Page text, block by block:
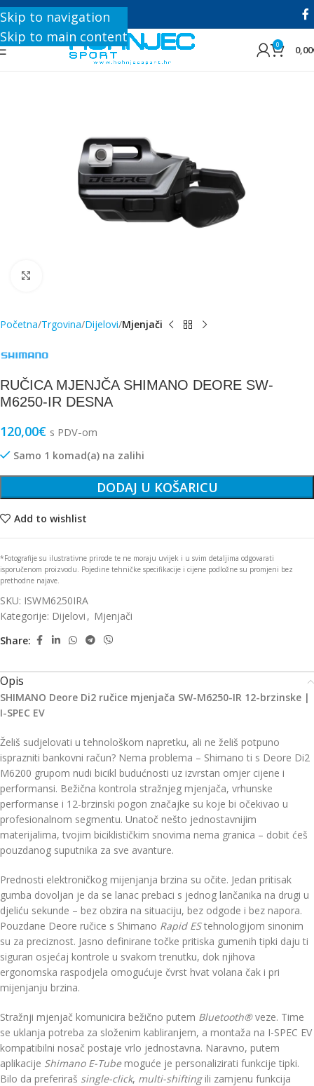
Skip to navigation
Skip to main content
+385 1 8896 200
0 0,00
Početna Trgovina Dijelovi Mjenjači
RUČICA MJENJČA SHIMANO DEORE SW-
M6250-IR DESNA
120,00€ s PDV-om
Samo 1 komad(a) na zalihi
DODAJ U KOŠARICU
Add to wishlist
*Fotografije su ilustrativne prirode te ne moraju uvijek i u svim detaljima odgovarati
isporučenom proizvodu. Pojedine tehničke specifikacije i cijene podložne su promjeni bez
prethodne najave.
SKU: ISWM6250IRA
Kategorije: Dijelovi , Mjenjači
Share:
Opis
SHIMANO Deore Di2 ručice mjenjača SW-M6250-IR 12-brzinske |
I-SPEC EV
Želiš sudjelovati u tehnološkom napretku, ali ne želiš potpuno
isprazniti bankovni račun? Nema problema – Shimano ti s Deore Di2
M6200 grupom nudi bicikl budućnosti uz izvrstan omjer cijene i
performansi. Bežična kontrola stražnjeg mjenjača, vrhunske
performanse i 12-brzinski pogon značajke su koje bi očekivao u
profesionalnom segmentu. Unatoč nešto jednostavnijim
materijalima, tvojim biciklističkim snovima nema granica – dobit ćeš
pouzdanog suputnika za sve avanture.
Prednosti elektroničkog mijenjanja brzina su očite. Jedan pritisak
gumba dovoljan je da se lanac prebaci s jednog lančanika na drugi u
djeliću sekunde – bez obzira na situaciju, bez odgode i bez napora.
Pouzdane Deore ručice s Shimano Rapid EStehnologijom sinonim
su za preciznost. Jasno definirane točke pritiska gumenih tipki daju ti
siguran osjećaj kontrole u svakom trenutku, dok njihova
ergonomska raspodjela omogućuje čvrst hvat volana čak i pri
mijenjanju brzina.
Stražnji mjenjač komunicira bežično putem Bluetooth®veze. Time
se uklanja potreba za složenim kabliranjem, a montaža na I-SPEC EV
kompatibilni nosač postaje vrlo jednostavna. Naravno, putem
aplikacije Shimano E-Tubemoguće je personalizirati funkcije tipki.
Bilo da preferiraš single-click, multi-shiftingili zamjenu funkcija